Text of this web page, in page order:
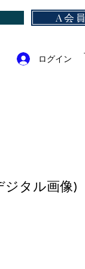
A会員
ログイン
ジタル画像)